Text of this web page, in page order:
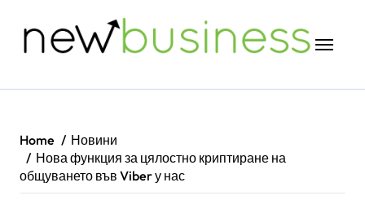
Home
Новини
Нова функция за цялостно криптиране на
общуването във Viber у нас